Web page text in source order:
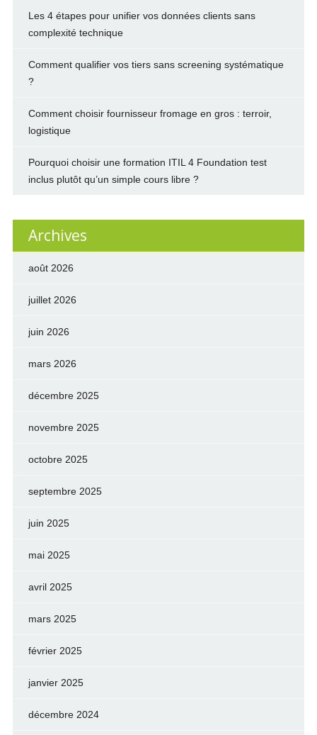
Les 4 étapes pour unifier vos données clients sans
complexité technique
Comment qualifier vos tiers sans screening systématique
?
Comment choisir fournisseur fromage en gros : terroir,
logistique
Pourquoi choisir une formation ITIL 4 Foundation test
inclus plutôt qu’un simple cours libre ?
Archives
août 2026
juillet 2026
juin 2026
mars 2026
décembre 2025
novembre 2025
octobre 2025
septembre 2025
juin 2025
mai 2025
avril 2025
mars 2025
février 2025
janvier 2025
décembre 2024